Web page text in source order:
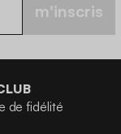
m'inscris
de fidélité